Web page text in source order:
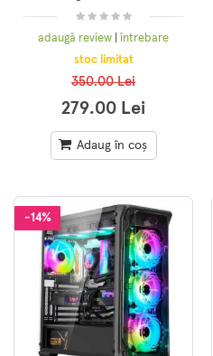
ATX, "TITAN", Fara Sursa,
Sticla Securizata, 4 X Fan,
USB 2.0 X 2, USB
adaugă review
întrebare
stoc limitat
350.00 Lei
279.00 Lei
Adaug în coș
-14%